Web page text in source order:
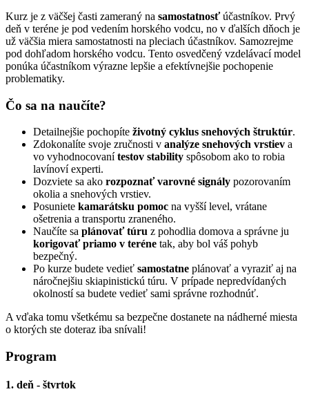
Kurz je z väčšej časti zameraný na samostatnosťúčastníkov. Prvý
deň v teréne je pod vedením horského vodcu, no v ďalších dňoch je
už väčšia miera samostatnosti na pleciach účastníkov. Samozrejme
pod dohľadom horského vodcu. Tento osvedčený vzdelávací model
ponúka účastníkom výrazne lepšie a efektívnejšie pochopenie
problematiky.
Čo sa na naučíte?
Detailnejšie pochopíte životný cyklus snehových štruktúr.
Zdokonalíte svoje zručnosti v analýze snehových vrstiev a
vo vyhodnocovaní testov stability spôsobom ako to robia
lavínoví experti.
Dozviete sa ako rozpoznať varovné signály pozorovaním
okolia a snehových vrstiev.
Posuniete kamarátsku pomoc na vyšší level, vrátane
ošetrenia a transportu zraneného.
Naučíte sa plánovať túru z pohodlia domova a správne ju
korigovať priamo v teréne tak, aby bol váš pohyb
bezpečný.
Po kurze budete vedieť samostatne plánovať a vyraziť aj na
náročnejšiu skiapinistickú túru. V prípade nepredvídaných
okolností sa budete vedieť sami správne rozhodnúť.
A vďaka tomu všetkému sa bezpečne dostanete na nádherné miesta
o ktorých ste doteraz iba snívali!
Program
1. deň - štvrtok